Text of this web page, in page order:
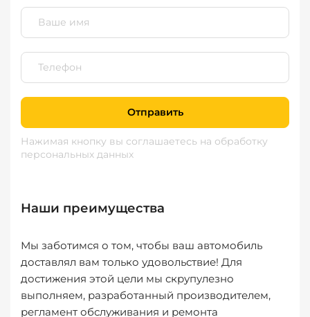
Отправить
Нажимая кнопку вы соглашаетесь на обработку
персональных данных
Наши преимущества
Мы заботимся о том, чтобы ваш автомобиль
доставлял вам только удовольствие! Для
достижения этой цели мы скрупулезно
выполняем, разработанный производителем,
регламент обслуживания и ремонта